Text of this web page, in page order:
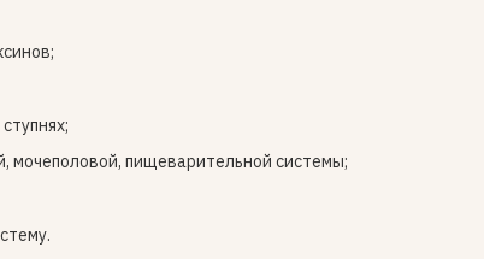
мочеполовой, пищеварительной системы;